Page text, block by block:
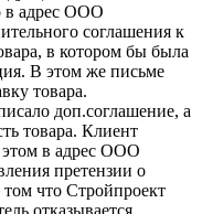
в адрес ООО
соглашения к
в котором бы была
В этом же письме
товара.
доп.соглашение, а
товара. Клиент
в адрес ООО
претензии о
том что Стройпроект
отказывается